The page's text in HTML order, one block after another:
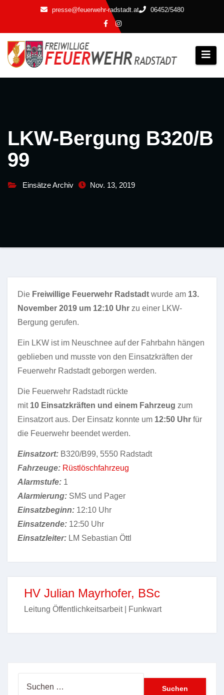
springen
presse@feuerwehr-radstadt.at 06452/5480
LKW-Bergung B320/B
99
Einsätze Archiv Nov. 13, 2019
Die Freiwillige Feuerwehr Radstadt wurde am 13.
November 2019 um 12:10 Uhr zu einer LKW-
Bergung gerufen.
Ein LKW ist im Neuschnee auf der Fahrbahn hängen
geblieben und musste von den Einsatzkräften der
Feuerwehr Radstadt geborgen werden.
Die Feuerwehr Radstadt rückte
mit 10 Einsatzkräften und einem Fahrzeug zum
Einsatzort aus. Der Einsatz konnte um 12:50 Uhr für
die Feuerwehr beendet werden.
Einsatzort: B320/B99, 5550 Radstadt
Fahrzeuge: Rüstlöschfahrzeug
Alarmstufe: 1
Alarmierung: SMS und Pager
Einsatzbeginn: 12:10 Uhr
Einsatzende: 12:50 Uhr
Einsatzleiter: LM Sebastian Öttl
HV Julian Mayrhofer, BSc
Leitung Öffentlichkeitsarbeit | Funkwart